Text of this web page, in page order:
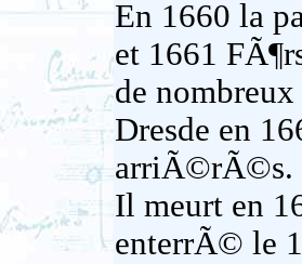
En 1660 la
et 1661
de
Dresde en
arriÃ©rÃ©s.
Il meurt en
enterrÃ© le